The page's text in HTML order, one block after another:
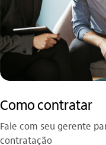
Como contratar
Fale com seu gerente
contratação